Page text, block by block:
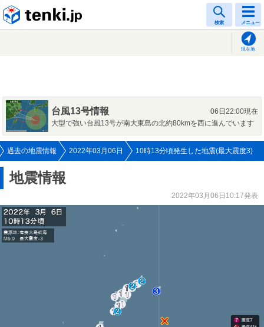
検索 メニュー
現在地
台風13号情報
06日22:00現在
大型で強い台風13号が南大東島の北約80kmを西に進んでいます
過去の地震情報 2022年03月06日 10時13分頃発生した地震(最大震度3)
地震情報
2022年03月06日10:17発表